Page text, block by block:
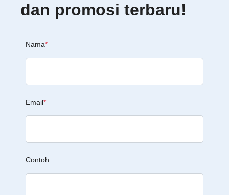
dan promosi terbaru!
Nama*
Email*
Contoh